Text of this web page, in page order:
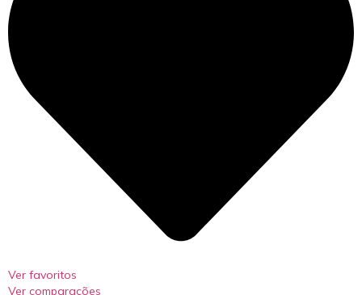
Ver favoritos
Ver comparações